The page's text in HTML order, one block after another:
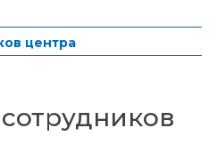
центра